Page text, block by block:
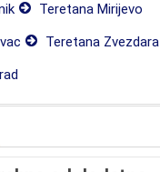
Teretana Mirijevo
Teretana Zvezdara